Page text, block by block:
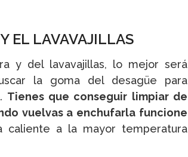
EL LAVAVAJILLAS
y del lavavajillas, lo mejor será
la goma del desagüe para
Tienes que conseguir limpiar de
vuelvas a enchufarla funcione
caliente a la mayor temperatura